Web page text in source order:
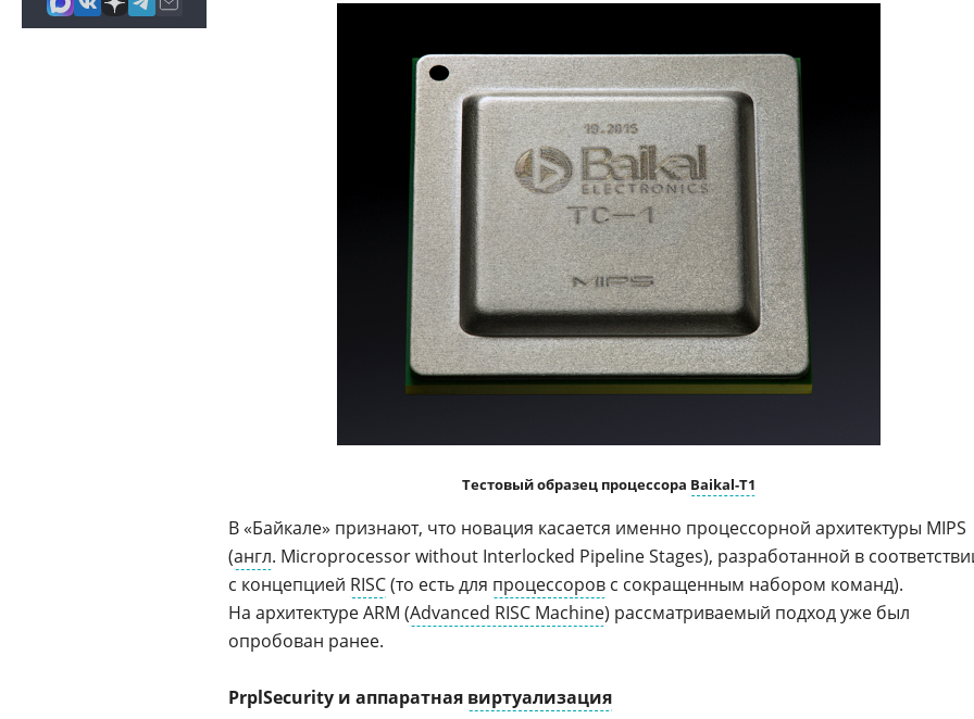
Тестовый образец процессора Baikal-Т1
В «Байкале» признают, что новация касается именно процессорной архитектуры MIPS
(англ. Microprocessor without Interlocked Pipeline Stages), разработанной в
с концепцией RISC(то есть для процессоров с сокращенным набором команд).
На архитектуре ARM (Advanced RISC Machine) рассматриваемый подход уже был
опробован ранее.
PrplSecurity и аппаратная виртуализация